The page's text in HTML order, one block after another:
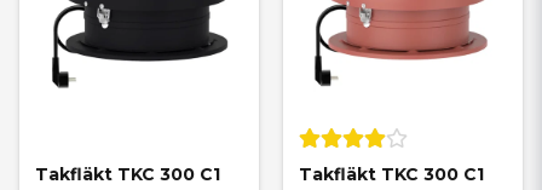
Takfläkt TKC 300 C1
Takfläkt TKC 300 C1